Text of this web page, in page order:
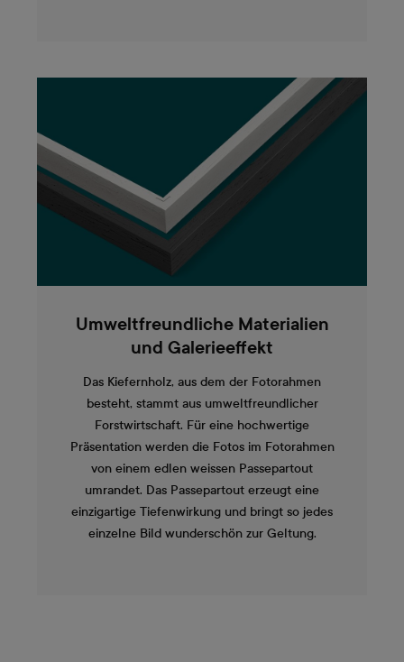
Umweltfreundliche Materialien
und Galerieeffekt
Das Kiefernholz, aus dem der Fotorahmen
besteht, stammt aus umweltfreundlicher
Forstwirtschaft. Für eine hochwertige
Präsentation werden die Fotos im Fotorahmen
von einem edlen weissen Passepartout
umrandet. Das Passepartout erzeugt eine
einzigartige Tiefenwirkung und bringt so jedes
einzelne Bild wunderschön zur Geltung.